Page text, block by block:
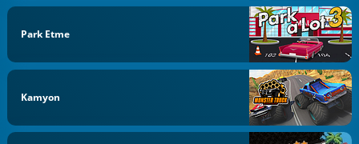
Park Etme
Kamyon